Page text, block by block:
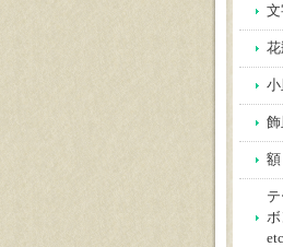
文
小
飾
額